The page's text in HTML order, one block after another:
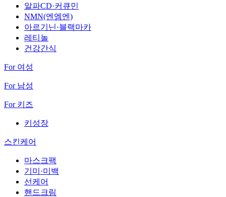
알파CD·커큐민
NMN(엔엠엔)
아르기닌·블랙마카
레티놀
건강간식
For 여성
For 남성
For 키즈
키성장
스킨케어
마스크팩
기미·미백
선케어
핸드크림